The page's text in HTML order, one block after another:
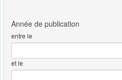
entre le
et le